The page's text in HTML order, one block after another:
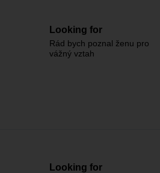
Looking for
Rád bych poznal ženu pro
vážný vztah
Looking for